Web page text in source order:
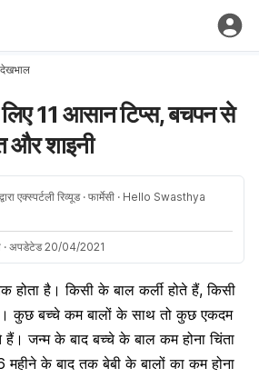
देखभाल
11 आसान टिप्स, बचपन से
और शाइनी
एक्स्पर्टली रिव्यूड · फार्मेसी · Hello Swasthya
· अपडेटेड 20/04/2021
होता है। किसी के बाल कर्ली होते हैं, किसी
कुछ बच्चे कम बालों के साथ तो कुछ एकदम
हैं। जन्म के बाद बच्चे के बाल कम होना चिंता
के बाद तक बेबी के बालों का कम होना